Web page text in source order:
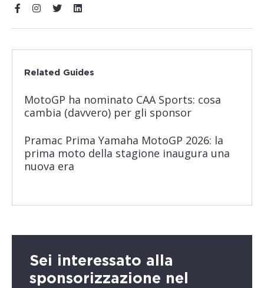
Related Guides
MotoGP ha nominato CAA Sports: cosa
cambia (davvero) per gli sponsor
Pramac Prima Yamaha MotoGP 2026: la
prima moto della stagione inaugura una
nuova era
Sei interessato alla
sponsorizzazione nel